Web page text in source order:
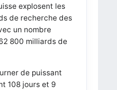
explosent les
de recherche des
un nombre
800 milliards de
de puissant
108 jours et 9